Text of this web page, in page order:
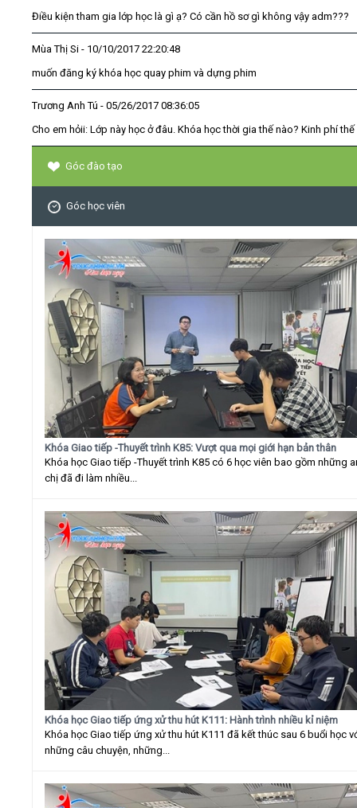
Điều kiện tham gia lớp học là gì ạ? Có cần hồ sơ gì không vậy adm???
Mùa Thị Si - 10/10/2017 22:20:48
muốn đăng ký khóa học quay phim và dựng phim
Trương Anh Tú - 05/26/2017 08:36:05
Cho em hỏii: Lớp này học ở đâu. Khóa học thời gia thế nào? Kinh phí thế
Góc đào tạo
Góc học viên
Khóa Giao tiếp -Thuyết trình K85: Vượt qua mọi giới hạn bản thân
Khóa học Giao tiếp -Thuyết trình K85 có 6 học viên bao gồm những
chị đã đi làm nhiều...
Khóa học Giao tiếp ứng xử thu hút K111: Hành trình nhiều kỉ niệm
Khóa học Giao tiếp ứng xử thu hút K111 đã kết thúc sau 6 buổi học
những câu chuyện, những...